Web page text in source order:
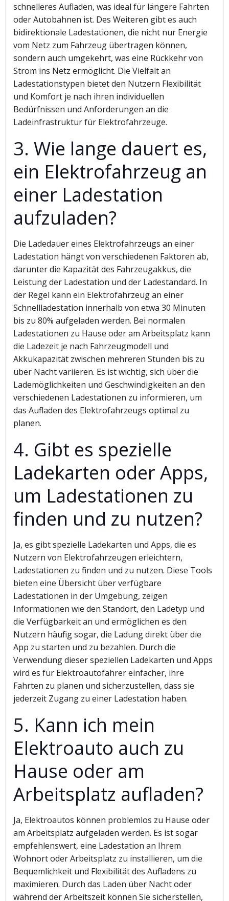
schnelleres Aufladen, was ideal für längere Fahrten
oder Autobahnen ist. Des Weiteren gibt es auch
bidirektionale Ladestationen, die nicht nur Energie
vom Netz zum Fahrzeug übertragen können,
sondern auch umgekehrt, was eine Rückkehr von
Strom ins Netz ermöglicht. Die Vielfalt an
Ladestationstypen bietet den Nutzern Flexibilität
und Komfort je nach ihren individuellen
Bedürfnissen und Anforderungen an die
Ladeinfrastruktur für Elektrofahrzeuge.
3. Wie lange dauert es,
ein Elektrofahrzeug an
einer Ladestation
aufzuladen?
Die Ladedauer eines Elektrofahrzeugs an einer
Ladestation hängt von verschiedenen Faktoren ab,
darunter die Kapazität des Fahrzeugakkus, die
Leistung der Ladestation und der Ladestandard. In
der Regel kann ein Elektrofahrzeug an einer
Schnellladestation innerhalb von etwa 30 Minuten
bis zu 80% aufgeladen werden. Bei normalen
Ladestationen zu Hause oder am Arbeitsplatz kann
die Ladezeit je nach Fahrzeugmodell und
Akkukapazität zwischen mehreren Stunden bis zu
über Nacht variieren. Es ist wichtig, sich über die
Lademöglichkeiten und Geschwindigkeiten an den
verschiedenen Ladestationen zu informieren, um
das Aufladen des Elektrofahrzeugs optimal zu
planen.
4. Gibt es spezielle
Ladekarten oder Apps,
um Ladestationen zu
finden und zu nutzen?
Ja, es gibt spezielle Ladekarten und Apps, die es
Nutzern von Elektrofahrzeugen erleichtern,
Ladestationen zu finden und zu nutzen. Diese Tools
bieten eine Übersicht über verfügbare
Ladestationen in der Umgebung, zeigen
Informationen wie den Standort, den Ladetyp und
die Verfügbarkeit an und ermöglichen es den
Nutzern häufig sogar, die Ladung direkt über die
App zu starten und zu bezahlen. Durch die
Verwendung dieser speziellen Ladekarten und Apps
wird es für Elektroautofahrer einfacher, ihre
Fahrten zu planen und sicherzustellen, dass sie
jederzeit Zugang zu einer Ladestation haben.
5. Kann ich mein
Elektroauto auch zu
Hause oder am
Arbeitsplatz aufladen?
Ja, Elektroautos können problemlos zu Hause oder
am Arbeitsplatz aufgeladen werden. Es ist sogar
empfehlenswert, eine Ladestation an Ihrem
Wohnort oder Arbeitsplatz zu installieren, um die
Bequemlichkeit und Flexibilität des Aufladens zu
maximieren. Durch das Laden über Nacht oder
während der Arbeitszeit können Sie sicherstellen,